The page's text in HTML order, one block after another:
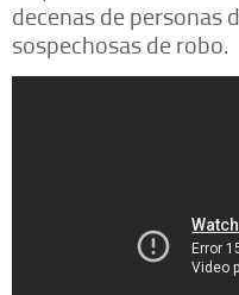
decenas de personas
sospechosas de robo.